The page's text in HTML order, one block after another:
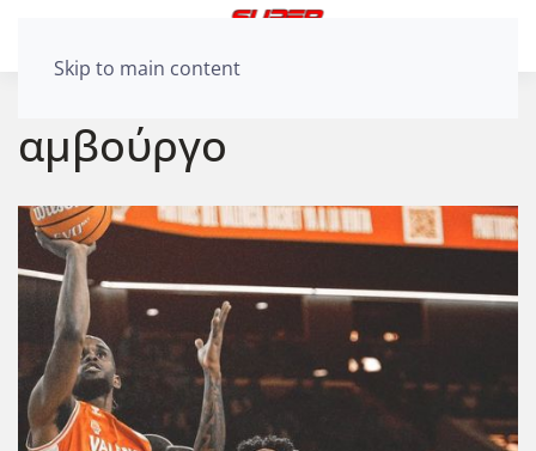
Skip to main content
αμβούργο